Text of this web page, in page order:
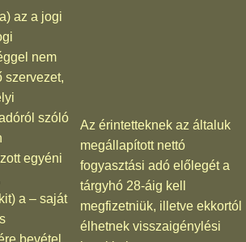
az a jogi
nem
szervezet,
szóló
egyéni
a – saját
bevétel
Az érintetteknek az általuk
megállapított nettó
fogyasztási adó előlegét a
tárgyhó 28-áig kell
megfizetniük, illetve ekkortól
élhetnek visszaigénylési